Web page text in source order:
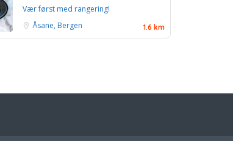
Vær først med rangering!
Åsane, Bergen
1.6 km